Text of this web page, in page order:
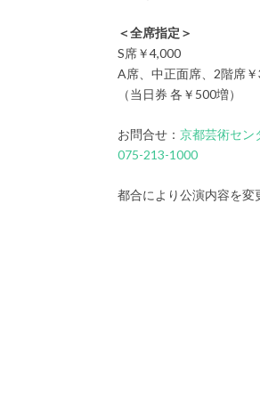
＜全席指定＞
S席￥4,000
A席、中正面席、2階席
（当日券 各￥500増）
お問合せ： 京都芸術セン
075-213-1000
都合により公演内容を変